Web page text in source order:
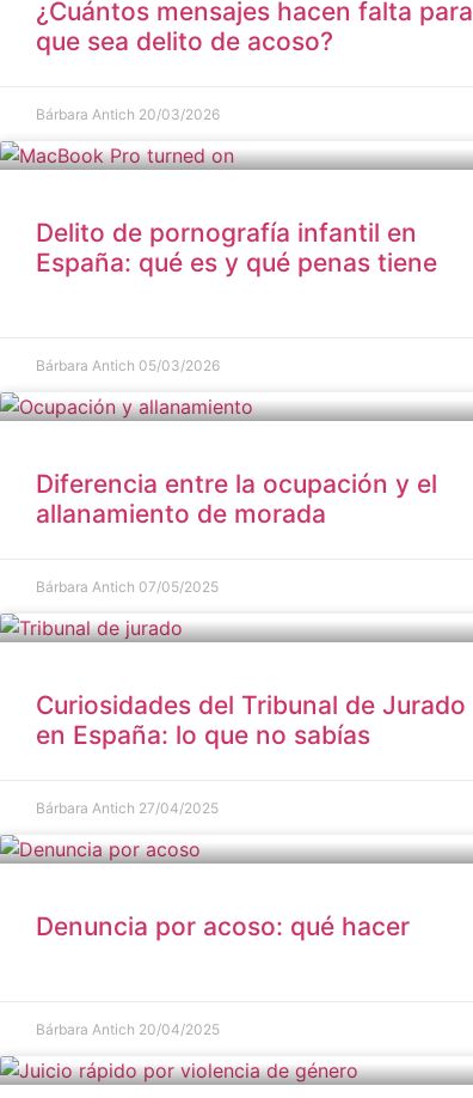
¿Cuántos mensajes hacen falta para
que sea delito de acoso?
Bárbara Antich 20/03/2026
Delito de pornografía infantil en
España: qué es y qué penas tiene
Bárbara Antich 05/03/2026
Diferencia entre la ocupación y el
allanamiento de morada
Bárbara Antich 07/05/2025
Curiosidades del Tribunal de Jurado
en España: lo que no sabías
Bárbara Antich 27/04/2025
Denuncia por acoso: qué hacer
Bárbara Antich 20/04/2025